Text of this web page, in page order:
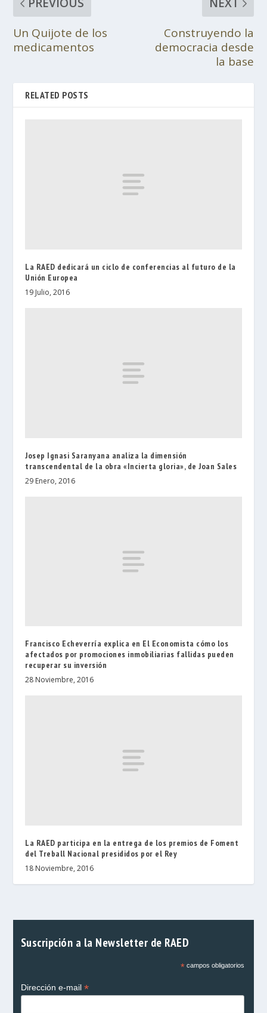
Un Quijote de los
medicamentos
Construyendo la
democracia desde
la base
RELATED POSTS
La RAED dedicará un ciclo de conferencias al futuro de la
Unión Europea
19 Julio, 2016
Josep Ignasi Saranyana analiza la dimensión
transcendental de la obra «Incierta gloria», de Joan Sales
29 Enero, 2016
Francisco Echeverría explica en El Economista cómo los
afectados por promociones inmobiliarias fallidas pueden
recuperar su inversión
28 Noviembre, 2016
La RAED participa en la entrega de los premios de Foment
del Treball Nacional presididos por el Rey
18 Noviembre, 2016
Suscripción a la Newsletter de RAED
*campos obligatorios
Dirección e-mail *